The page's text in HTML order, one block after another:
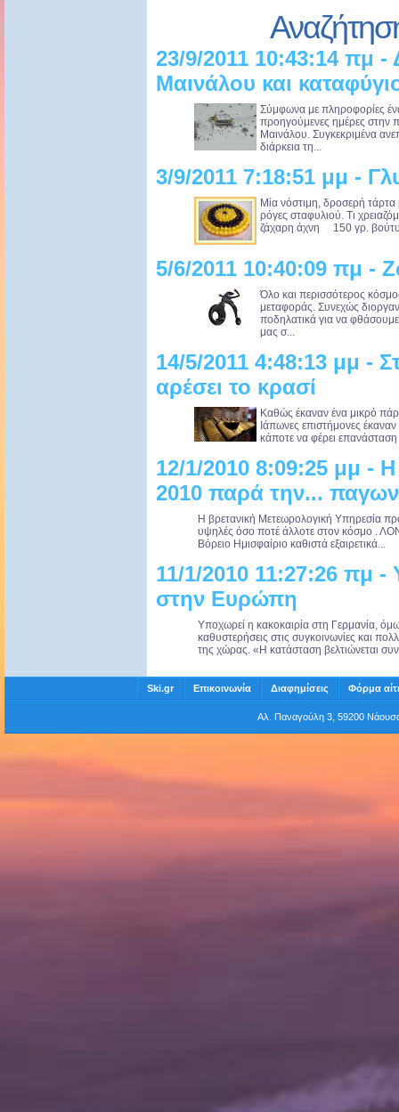
23/9/2011 10:43:14 πμ
Μαινάλου και
Σύμφωνα με πληροφορίες
προηγούμενες ημέρες στην
Μαινάλου. Συγκεκριμένα
διάρκεια τη...
3/9/2011 7:18:51 μμ -
Μία νόστιμη, δροσερή τάρτα
ρόγες σταφυλιού. Τι
ζάχαρη άχνη 150 γρ.
5/6/2011 10:40:09 πμ -
Όλο και περισσότερος
μεταφοράς. Συνεχώς
ποδηλατικά για να
μας σ...
14/5/2011 4:48:13 μμ -
αρέσει το κρασί
Καθώς έκαναν ένα μικρό
Ιάπωνες επιστήμονες
κάποτε να φέρει
12/1/2010 8:09:25 μμ -
2010 παρά την...
Η βρετανική Μετεωρολογική Υπηρεσία
υψηλές όσο ποτέ άλλοτε στον κόσμο .
Βόρειο Ημισφαίριο καθιστά εξαιρετικά...
11/1/2010 11:27:26 πμ -
στην Ευρώπη
Υποχωρεί η κακοκαιρία στη Γερμανία,
καθυστερήσεις στις συγκοινωνίες και
της χώρας. «Η κατάσταση βελτιώνεται
Ski.gr Επικοινωνία Διαφημίσεις Φόρμα
Αλ. Παναγούλη 3, 59200